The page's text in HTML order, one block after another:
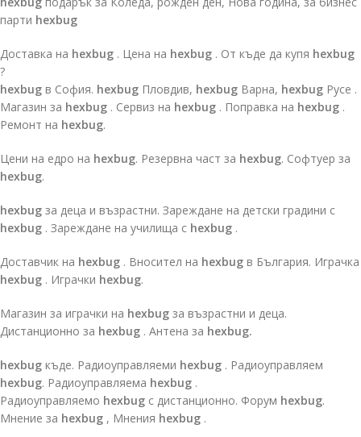
парти hexbug
Доставка на hexbug . Цена на hexbug . От къде да купя hexbug
?
hexbug в София. hexbug Пловдив, hexbug Варна, hexbug Русе .
Магазин за hexbug . Сервиз на hexbug . Поправка на hexbug .
Ремонт на hexbug.
Цени на едро на hexbug. Резервна част за hexbug. Софтуер за
hexbug.
hexbug за деца и възрастни. Зареждане на детски градини с
hexbug . Зареждане на училища с hexbug .
Доставчик на hexbug . Вносител на hexbug в България. Играчка
hexbug . Играчки hexbug.
Магазин за играчки на hexbug за възрастни и деца.
Дистанционно за hexbug . Антена за hexbug.
hexbug къде. Радиоуправляеми hexbug . Радиоуправляем
hexbug. Радиоуправляема hexbug .
Радиоуправляемо hexbug с дистанционно. Форум hexbug.
Мнение за hexbug , Мнения hexbug .